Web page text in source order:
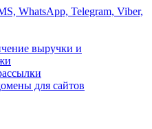
WhatsApp, Telegram, Viber,
выручки и
для сайтов